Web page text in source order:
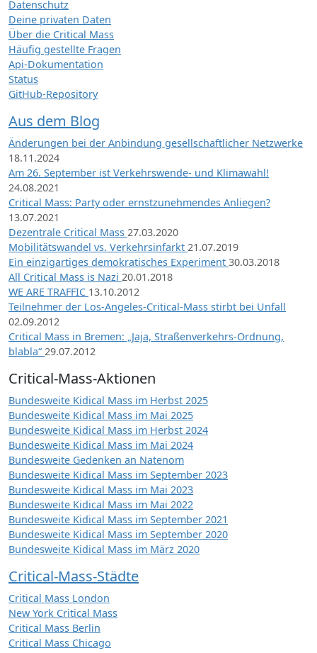
Datenschutz
Deine privaten Daten
Über die Critical Mass
Häufig gestellte Fragen
Api-Dokumentation
Status
GitHub-Repository
Aus dem Blog
Änderungen bei der Anbindung gesellschaftlicher Netzwerke
18.11.2024
Am 26. September ist Verkehrswende- und Klimawahl!
24.08.2021
Critical Mass: Party oder ernstzunehmendes Anliegen?
13.07.2021
Dezentrale Critical Mass 27.03.2020
Mobilitätswandel vs. Verkehrsinfarkt 21.07.2019
Ein einzigartiges demokratisches Experiment 30.03.2018
All Critical Mass is Nazi 20.01.2018
WE ARE TRAFFIC 13.10.2012
Teilnehmer der Los-Angeles-Critical-Mass stirbt bei Unfall
02.09.2012
Critical Mass in Bremen: „Jaja, Straßenverkehrs-Ordnung,
blabla“ 29.07.2012
Critical-Mass-Aktionen
Bundesweite Kidical Mass im Herbst 2025
Bundesweite Kidical Mass im Mai 2025
Bundesweite Kidical Mass im Herbst 2024
Bundesweite Kidical Mass im Mai 2024
Bundesweite Gedenken an Natenom
Bundesweite Kidical Mass im September 2023
Bundesweite Kidical Mass im Mai 2023
Bundesweite Kidical Mass im Mai 2022
Bundesweite Kidical Mass im September 2021
Bundesweite Kidical Mass im September 2020
Bundesweite Kidical Mass im März 2020
Critical-Mass-Städte
Critical Mass London
New York Critical Mass
Critical Mass Berlin
Critical Mass Chicago